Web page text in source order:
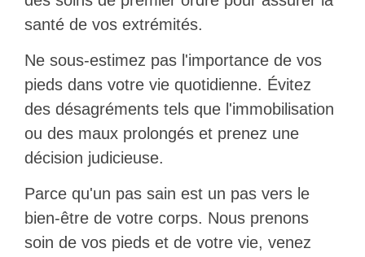
santé de vos extrémités.
Ne sous-estimez pas l'importance de vos
pieds dans votre vie quotidienne. Évitez
des désagréments tels que l'immobilisation
ou des maux prolongés et prenez une
décision judicieuse.
Parce qu'un pas sain est un pas vers le
bien-être de votre corps. Nous prenons
soin de vos pieds et de votre vie, venez